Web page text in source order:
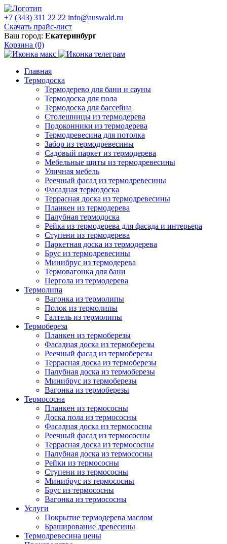
+7 (343) 311 22 22 info@auswald.ru
Скачать прайс-лист
Ваш город: Екатеринбург
Корзина (0)
Главная
Термодоска
Термодерево для бани и сауны
Термодоска для пола
Термодоска для бассейна
Столешницы из термодерева
Подоконники из термодерева
Термодревесина для потолка
Забор из термодревесины
Садовый паркет из термодерева
Мебельные щиты из термодревесины
Уличная мебель
Реечный фасад из термодревесины
Фасадная термодоска
Террасная доска из термодревесины
Планкен из термодерева
Палубная термодоска
Рейка из термодерева для фасада и интерьера
Ступени из термодерева
Паркетная доска из термодерева
Брус из термодревесины
Минибрус из термодерева
Термовагонка для бани
Пергола из термодерева
Термолипа
Вагонка из термолипы
Полок из термолипы
Галтель из термолипы
Термобереза
Планкен из термоберезы
Фасадная доска из термоберезы
Реечный фасад из термоберезы
Террасная доска из термоберезы
Палубная доска из термоберезы
Минибрус из термоберезы
Вагонка из термоберезы
Термососна
Планкен из термососны
Доска пола из термососны
Фасадная доска из термососны
Реечный фасад из термососны
Террасная доска из термососны
Палубная доска из термососны
Рейки из термососны
Ступени из термососны
Минибрус из термососны
Брус из термососны
Вагонка из термососны
Услуги
Покрытие термодерева маслом
Браширование древесины
Термодревесина цены